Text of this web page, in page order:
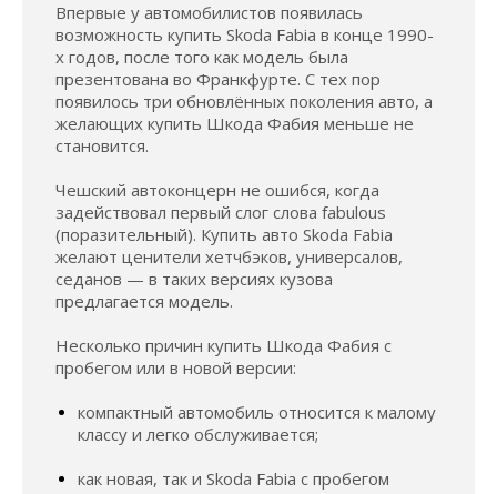
Впервые у автомобилистов появилась
возможность купить Skoda Fabia в конце 1990-
х годов, после того как модель была
презентована во Франкфурте. С тех пор
появилось три обновлённых поколения авто, а
желающих купить Шкода Фабия меньше не
становится.
Чешский автоконцерн не ошибся, когда
задействовал первый слог слова fabulous
(поразительный). Купить авто Skoda Fabia
желают ценители хетчбэков, универсалов,
седанов — в таких версиях кузова
предлагается модель.
Несколько причин купить Шкода Фабия с
пробегом или в новой версии:
компактный автомобиль относится к малому
классу и легко обслуживается;
как новая, так и Skoda Fabia с пробегом